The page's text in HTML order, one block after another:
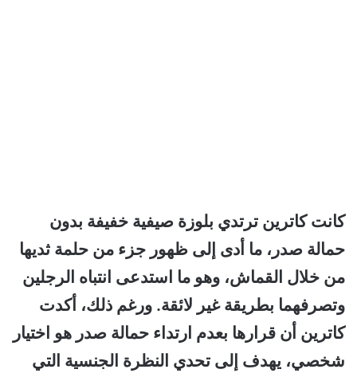
كانت كاترين ترتدي بلوزة صيفية خفيفة بدون
حمالة صدر، ما أدى إلى ظهور جزء من حلمة ثديها
من خلال القماش، وهو ما استدعى انتباه الرجلين
وتصرفهما بطريقة غير لائقة. ورغم ذلك، أكدت
كاترين أن قرارها بعدم ارتداء حمالة صدر هو اختيار
شخصي، يهدف إلى تحدي النظرة الجنسية التي